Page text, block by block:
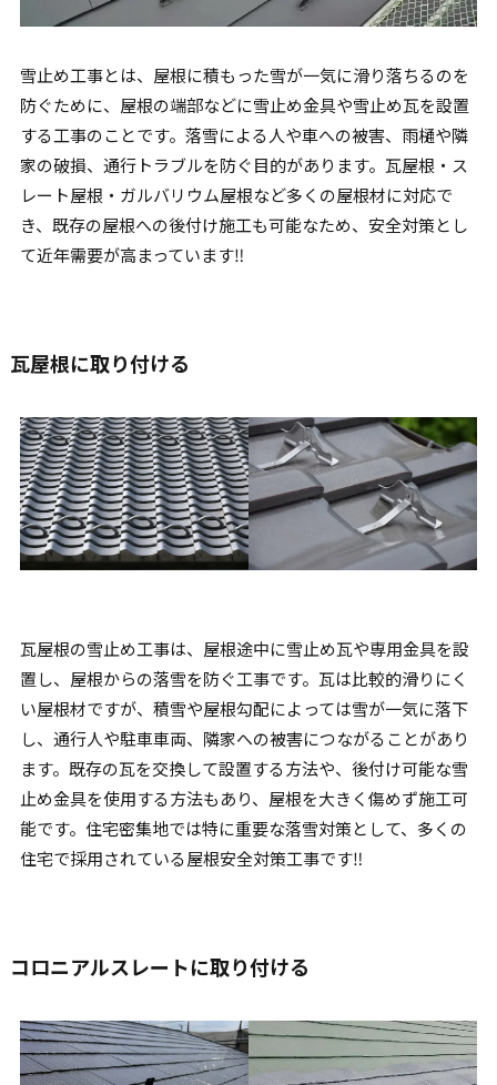
雪止め工事とは、屋根に積もった雪が一気に滑り落ちるのを
防ぐために、屋根の端部などに雪止め金具や雪止め瓦を設置
する工事のことです。落雪による人や車への被害、雨樋や隣
家の破損、通行トラブルを防ぐ目的があります。瓦屋根・ス
レート屋根・ガルバリウム屋根など多くの屋根材に対応で
き、既存の屋根への後付け施工も可能なため、安全対策とし
て近年需要が高まっています‼︎
瓦屋根に取り付ける
瓦屋根の雪止め工事は、屋根途中に雪止め瓦や専用金具を設
置し、屋根からの落雪を防ぐ工事です。瓦は比較的滑りにく
い屋根材ですが、積雪や屋根勾配によっては雪が一気に落下
し、通行人や駐車車両、隣家への被害につながることがあり
ます。既存の瓦を交換して設置する方法や、後付け可能な雪
止め金具を使用する方法もあり、屋根を大きく傷めず施工可
能です。住宅密集地では特に重要な落雪対策として、多くの
住宅で採用されている屋根安全対策工事です‼︎
コロニアルスレートに取り付ける